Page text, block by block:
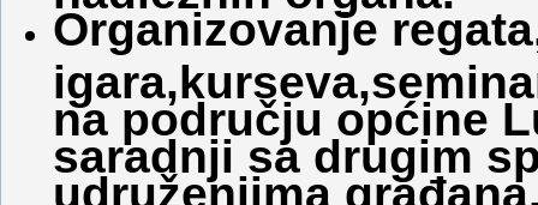
Organizovanje
na području općine
saradnji sa drugim
udruženjima